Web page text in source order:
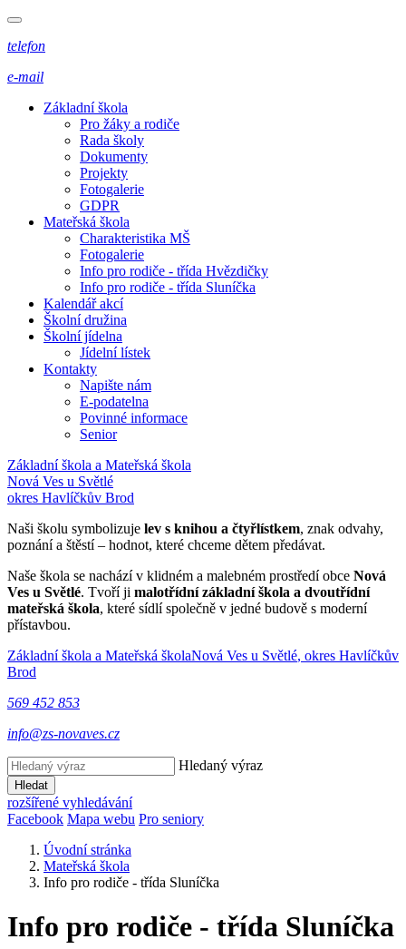
telefon
e-mail
Základní škola
Pro žáky a rodiče
Rada školy
Dokumenty
Projekty
Fotogalerie
GDPR
Mateřská škola
Charakteristika MŠ
Fotogalerie
Info pro rodiče - třída Hvězdičky
Info pro rodiče - třída Sluníčka
Kalendář akcí
Školní družina
Školní jídelna
Jídelní lístek
Kontakty
Napište nám
E-podatelna
Povinné informace
Senior
Základní škola a Mateřská škola
Nová Ves u Světlé
okres Havlíčkův Brod
Naši školu symbolizuje lev s knihou a čtyřlístkem, znak odvahy,
poznání a štěstí – hodnot, které chceme dětem předávat.
Naše škola se nachází v klidném a malebném prostředí obce Nová
Ves u Světlé. Tvoří ji malotřídní základní škola a dvoutřídní
mateřská škola, které sídlí společně v jedné budově s moderní
přístavbou.
Základní škola a Mateřská školaNová Ves u Světlé, okres Havlíčkův
Brod
569 452 853
info@zs-novaves.cz
Hledaný výraz
Hledat
rozšířené vyhledávání
Facebook Mapa webu Pro seniory
Úvodní stránka
Mateřská škola
Info pro rodiče - třída Sluníčka
Info pro rodiče - třída Sluníčka